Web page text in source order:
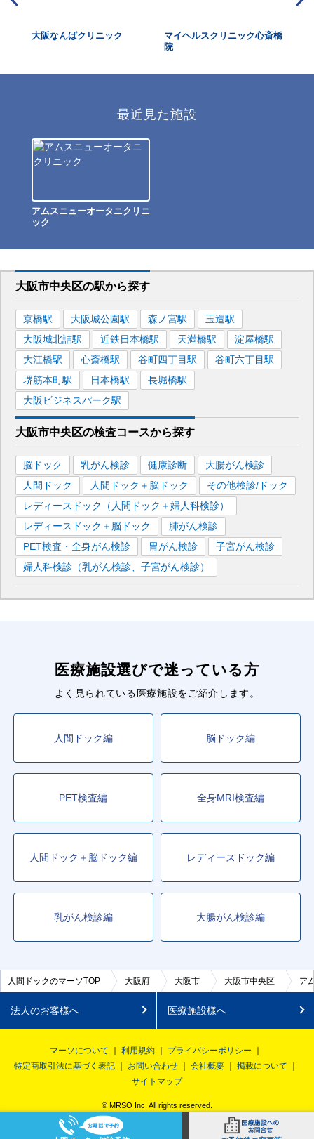
大阪なんばクリニック
マイヘルスクリニック心斎橋
院
最近見た施設
アムスニューオータニクリニ
ック
大阪市中央区の駅から探す
京橋駅 大阪城公園駅 森ノ宮駅 玉造駅
大阪城北詰駅 近鉄日本橋駅 天満橋駅 淀屋橋駅
大江橋駅 心斎橋駅 谷町四丁目駅 谷町六丁目駅
堺筋本町駅 日本橋駅 長堀橋駅
大阪ビジネスパーク駅
大阪市中央区の検査コースから探す
脳ドック 乳がん検診 健康診断
大腸がん検診
人間ドック
人間ドック＋脳ドック
その他検診/ドック
レディースドック（人間ドック＋婦人科検診）
レディースドック＋脳ドック
肺がん検診
PET検査・全身がん検診
胃がん検診
子宮がん検診
婦人科検診（乳がん検診、子宮がん検診）
医療施設選びで迷っている方
よく見られている医療施設をご紹介します。
人間ドック編 脳ドック編
PET検査編 全身MRI検査編
人間ドック＋脳ドック編 レディースドック編
乳がん検診編 大腸がん検診編
人間ドックのマーソTOP 大阪府 大阪市 大阪市中央区 ア
法人のお客様へ 医療施設様へ
マーソについて 利用規約
プライバシーポリシー
特定商取引法に基づく表記
お問い合わせ 会社概要
掲載について
サイトマップ
© MRSO Inc. All rights reserved.